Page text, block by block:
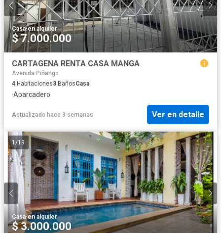
Casa·en alquiler
$ 7.000.000
CARTAGENA RENTA CASA MANGA
Avenida Piñango
4 Habitaciones3 BañosCasa
·Aparcadero
Actualizado hace 3 semanas Ver en detalle
1 /19
Casa·en alquiler
$ 3.000.000